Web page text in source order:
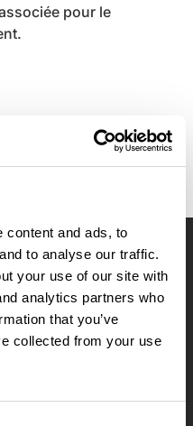
content and ads, to
to analyse our traffic.
your use of our site with
analytics partners who
that you’ve
collected from your use
pour le